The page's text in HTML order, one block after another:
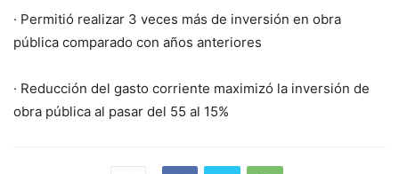
· Permitió realizar 3 veces más de inversión en obra
pública comparado con años anteriores
· Reducción del gasto corriente maximizó la inversión de
obra pública al pasar del 55 al 15%